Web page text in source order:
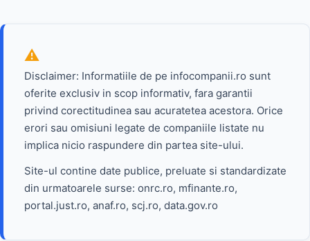
Disclaimer: Informatiile de pe infocompanii.ro sunt
oferite exclusiv in scop informativ, fara garantii
privind corectitudinea sau acuratetea acestora. Orice
erori sau omisiuni legate de companiile listate nu
implica nicio raspundere din partea site-ului.
Site-ul contine date publice, preluate si standardizate
din urmatoarele surse: onrc.ro, mfinante.ro,
portal.just.ro, anaf.ro, scj.ro, data.gov.ro